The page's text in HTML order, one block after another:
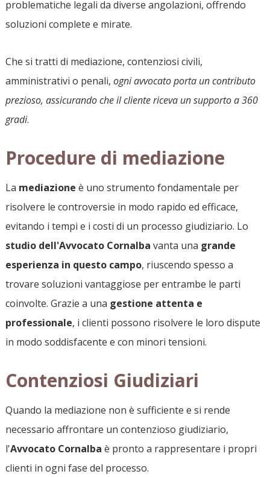
problematiche legali da diverse angolazioni, offrendo
soluzioni complete e mirate.
Che si tratti di mediazione, contenziosi civili,
amministrativi o penali, ogni avvocato porta un contributo
prezioso, assicurando che il cliente riceva un supporto a 360
gradi.
Procedure di mediazione
La mediazione è uno strumento fondamentale per
risolvere le controversie in modo rapido ed efficace,
evitando i tempi e i costi di un processo giudiziario. Lo
studio dell'Avvocato Cornalba vanta una grande
esperienza in questo campo, riuscendo spesso a
trovare soluzioni vantaggiose per entrambe le parti
coinvolte. Grazie a una gestione attenta e
professionale, i clienti possono risolvere le loro dispute
in modo soddisfacente e con minori tensioni.
Contenziosi Giudiziari
Quando la mediazione non è sufficiente e si rende
necessario affrontare un contenzioso giudiziario,
l'Avvocato Cornalba è pronto a rappresentare i propri
clienti in ogni fase del processo.